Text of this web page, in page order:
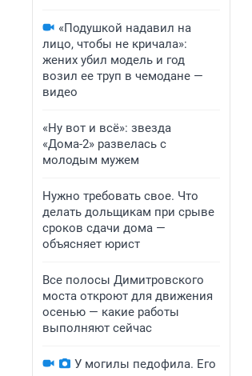
«Подушкой надавил на
лицо, чтобы не кричала»:
жених убил модель и год
возил ее труп в чемодане —
видео
«Ну вот и всё»: звезда
«Дома-2» развелась с
молодым мужем
Нужно требовать свое. Что
делать дольщикам при срыве
сроков сдачи дома —
объясняет юрист
Все полосы Димитровского
моста откроют для движения
осенью — какие работы
выполняют сейчас
У могилы педофила. Его